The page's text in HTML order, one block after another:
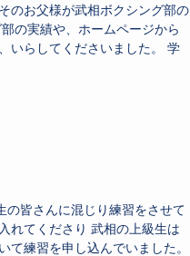
のお父様が武相ボクシング部の
の実績や、ホームページから
いらしてくださいました。 学
の皆さんに混じり練習をさせて
れてくださり 武相の上級生は
て練習を申し込んでいました。